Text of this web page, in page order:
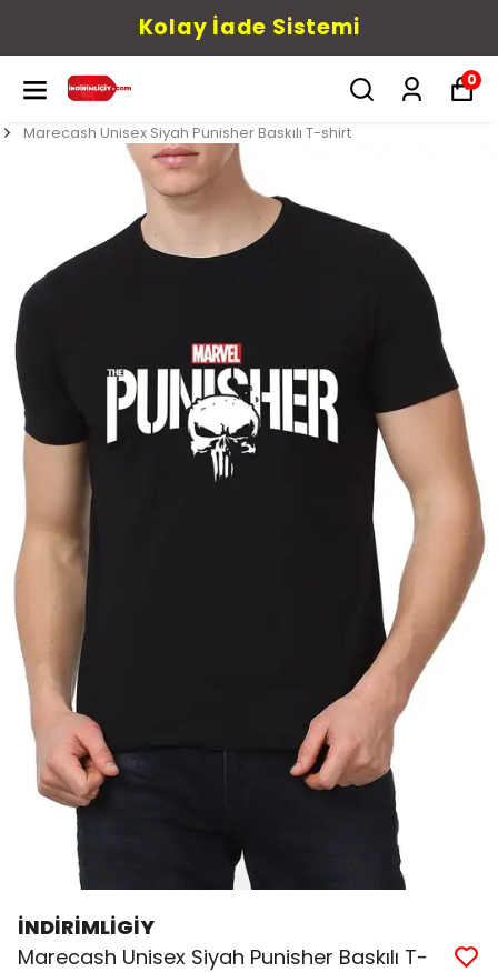
Kolay İade Sistemi
0
Marecash Unisex Siyah Punisher Baskılı T-shirt
İNDİRİMLİGİY
Marecash Unisex Siyah Punisher Baskılı T-